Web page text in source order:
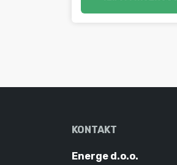
KONTAKT
Energe d.o.o.